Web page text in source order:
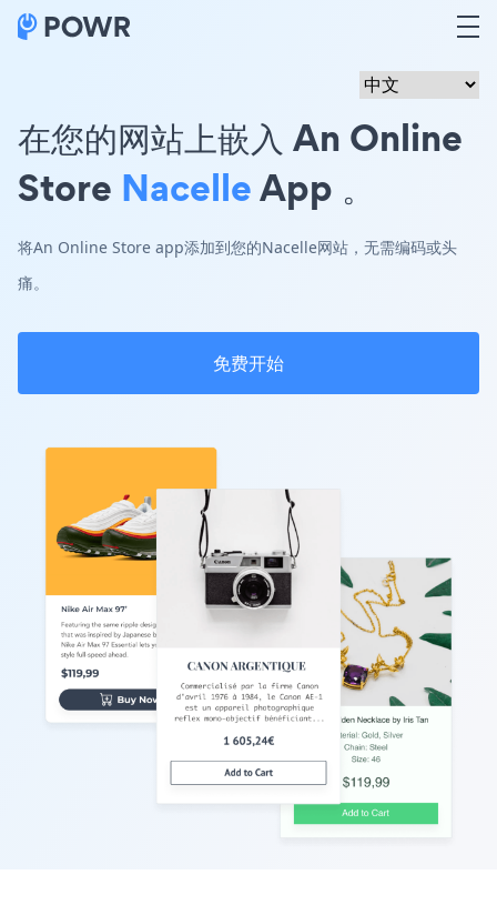
在您的网站上嵌入 An Online
Store NacelleApp 。
将An Online Store app添加到您的Nacelle网站，无需编码或头
痛。
免费开始